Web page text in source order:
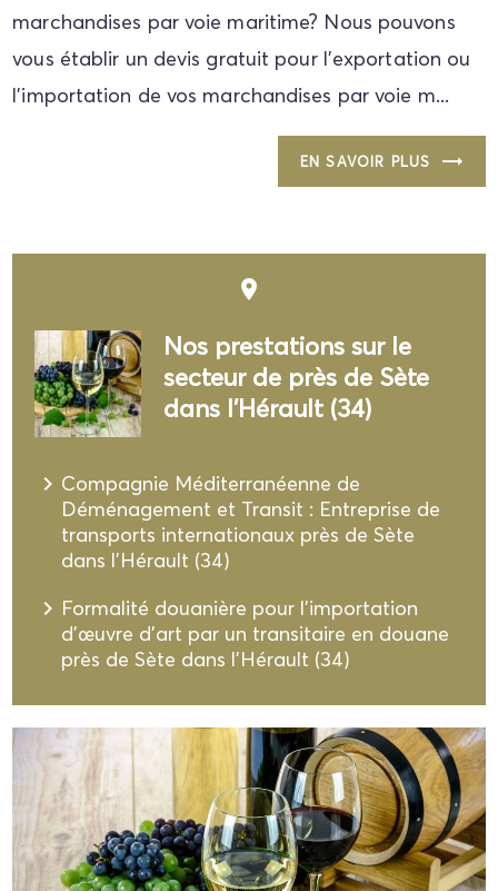
marchandises par voie maritime? Nous pouvons
vous établir un devis gratuit pour l'exportation ou
l'importation de vos marchandises par voie m...
EN SAVOIR PLUS
place
Nos prestations sur le
secteur de près de Sète
dans l'Hérault (34)
navigate_next Compagnie Méditerranéenne de
Déménagement et Transit : Entreprise de
transports internationaux près de Sète
dans l'Hérault (34)
navigate_next Formalité douanière pour l'importation
d'œuvre d'art par un transitaire en douane
près de Sète dans l'Hérault (34)